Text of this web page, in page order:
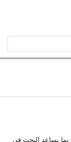
يساعد البحث في